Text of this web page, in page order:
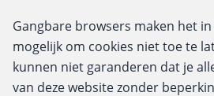
Gangbare browsers maken het
mogelijk om cookies niet toe te
kunnen niet garanderen dat je
van deze website zonder